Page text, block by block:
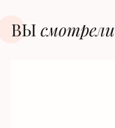
ВЫсмотрели